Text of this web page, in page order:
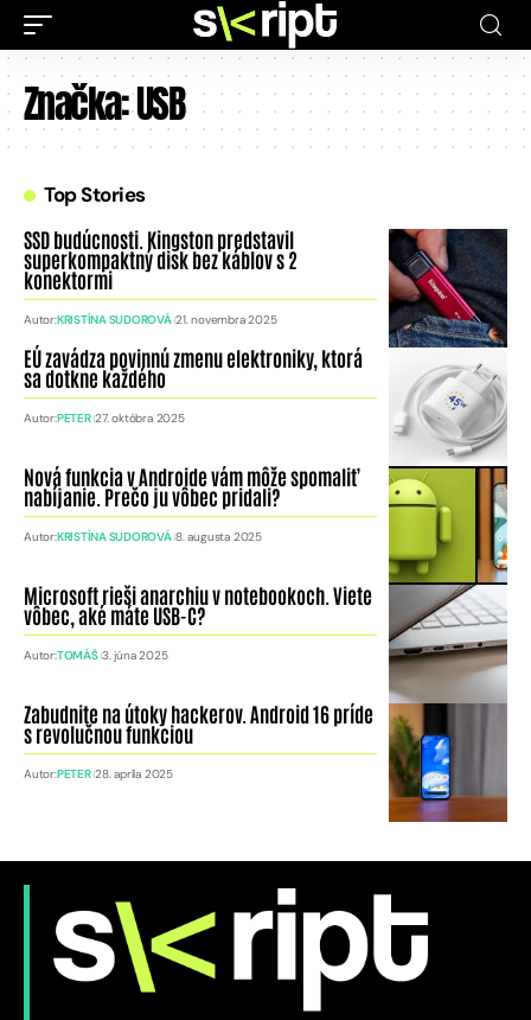
Značka:USB
Top Stories
SSD budúcnosti. Kingston predstavil
superkompaktný disk bez káblov s 2
konektormi
Autor:KRISTÍNA SUDOROVÁ 21. novembra 2025
EÚ zavádza povinnú zmenu elektroniky, ktorá
sa dotkne každého
Autor:PETER 27. októbra 2025
Nová funkcia v Androide vám môže spomaliť
nabíjanie. Prečo ju vôbec pridali?
Autor:KRISTÍNA SUDOROVÁ 8. augusta 2025
Microsoft rieši anarchiu v notebookoch. Viete
vôbec, aké máte USB-C?
Autor:TOMÁŠ 3. júna 2025
Zabudnite na útoky hackerov. Android 16 príde
s revolučnou funkciou
Autor:PETER 28. apríla 2025